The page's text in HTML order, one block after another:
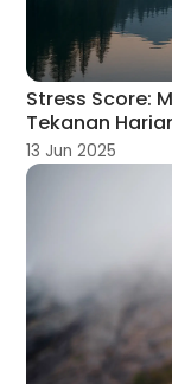
Stress Score:
Tekanan
13 Jun 2025